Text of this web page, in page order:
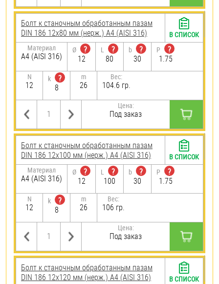
Болт к станочным обработанным пазам
DIN 186 12х80 мм (нерж.) A4 (AISI 316)
Материал
A4 (AISI 316)
Ø
?
12
L
?
80
b
?
30
P
?
1.75
N
12
k
?
8
m
26
Вес:
104.6 гр.
Цена:
Под заказ
В СПИСОК
Болт к станочным обработанным пазам
DIN 186 12х100 мм (нерж.) A4 (AISI 316)
Материал
A4 (AISI 316)
Ø
?
12
L
?
100
b
?
30
P
?
1.75
N
12
k
?
8
m
26
Вес:
106 гр.
Цена:
Под заказ
В СПИСОК
Болт к станочным обработанным пазам
DIN 186 12х120 мм (нерж.) A4 (AISI 316)
В СПИСОК